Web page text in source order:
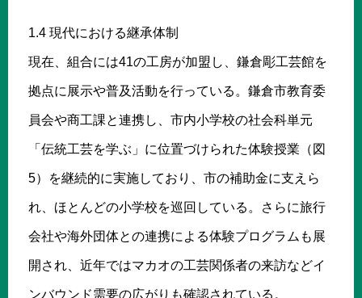
1.4 現代における継承体制
現在、組合には41の工房が加盟し、鎌倉彫工芸館を
拠点に展示や普及活動を行っている。鎌倉市教育委
員会や商工課と連携し、市内小学校の社会科単元
「伝統工芸を学ぶ」に位置づけられた体験授業（図
5）を継続的に実施しており、市の補助金に支えら
れ、ほとんどの小学校を巡回している。さらに旅行
会社や海外団体との連携による体験プログラムも展
開され、近年ではマカオの工芸関係者の来訪などイ
ンバウンド需要の広がりも確認されている。